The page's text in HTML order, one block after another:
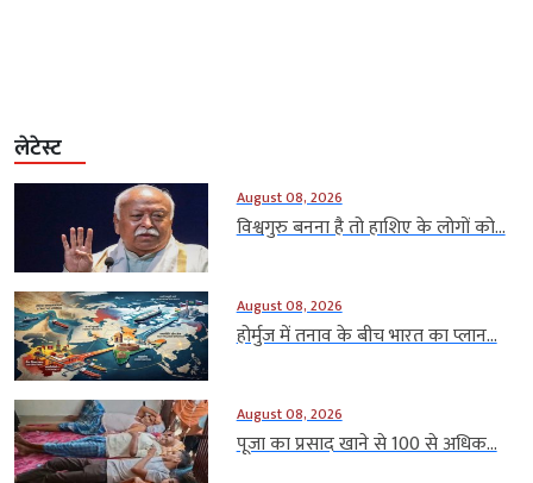
लेटेस्ट
August 08, 2026
विश्वगुरु बनना है तो हाशिए के लोगों को...
August 08, 2026
होर्मुज में तनाव के बीच भारत का प्लान...
August 08, 2026
पूजा का प्रसाद खाने से 100 से अधिक...